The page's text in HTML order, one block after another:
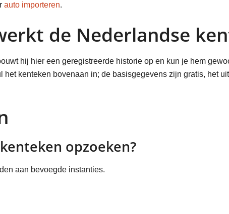
auto importeren.
de Nederlandse
hij hier een geregistreerde historie op en kun je hem
kenteken bovenaan in; de basisgegevens zijn gratis, het
opzoeken?
aan bevoegde instanties.